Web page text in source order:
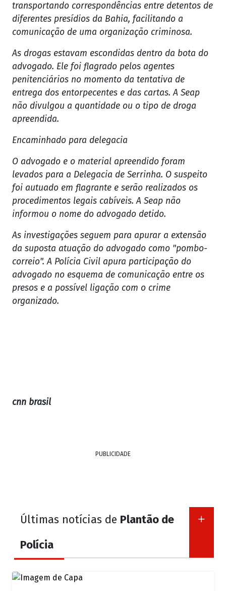
transportando correspondências entre detentos de
diferentes presídios da Bahia, facilitando a
comunicação de uma organização criminosa.
As drogas estavam escondidas dentro da bota do
advogado. Ele foi flagrado pelos agentes
penitenciários no momento da tentativa de
entrega dos entorpecentes e das cartas. A Seap
não divulgou a quantidade ou o tipo de droga
apreendida.
Encaminhado para delegacia
O advogado e o material apreendido foram
levados para a Delegacia de Serrinha. O suspeito
foi autuado em flagrante e serão realizados os
procedimentos legais cabíveis. A Seap não
informou o nome do advogado detido.
As investigações seguem para apurar a extensão
da suposta atuação do advogado como "pombo-
correio". A Polícia Civil apura participação do
advogado no esquema de comunicação entre os
presos e a possível ligação com o crime
organizado.
cnn brasil
PUBLICIDADE
Últimas notícias de Plantão de
Polícia